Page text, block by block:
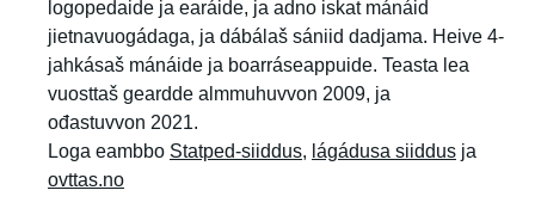
logopedaide ja earáide, ja adno iskat mánáid
jietnavuogádaga, ja dábálaš sániid dadjama. Heive 4-
jahkásaš mánáide ja boarráseappuide. Teasta lea
vuosttaš geardde almmuhuvvon 2009, ja
ođastuvvon 2021.
Loga eambbo Statped-siiddus, lágádusa siiddus ja
ovttas.no